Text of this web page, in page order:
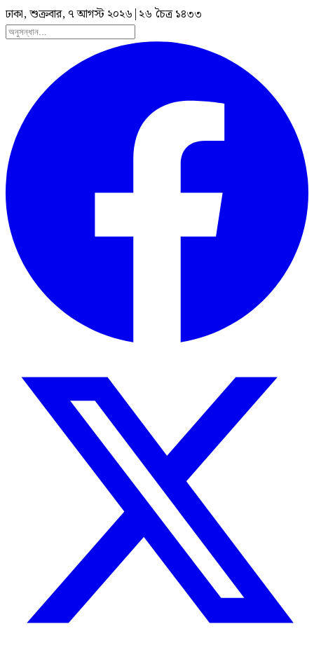
ঢাকা, শুক্রবার, ৭ আগস্ট ২০২৬ | ২৬ চৈত্র ১৪৩৩